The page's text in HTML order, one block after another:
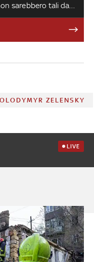
sarebbero tali da
La
e il rischio
ZELENSKY
LIVE